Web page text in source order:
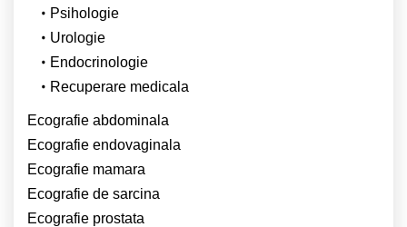
Psihologie
Urologie
Endocrinologie
Recuperare medicala
Ecografie abdominala
Ecografie endovaginala
Ecografie mamara
Ecografie de sarcina
Ecografie prostata